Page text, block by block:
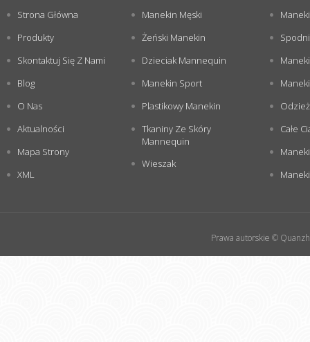
Strona Główna
Produkty
Skontaktuj Się Z Nami
Blog
O Nas
Aktualności
Mapa Strony
XML
Manekin Męski
Żeński Manekin
Dzieciak Mannequin
Manekin Sport
Plastikowy Manekin
Tkaniny Ze Skóry
Mannequin
Wieszak
Całe
Prawa autorskie ©